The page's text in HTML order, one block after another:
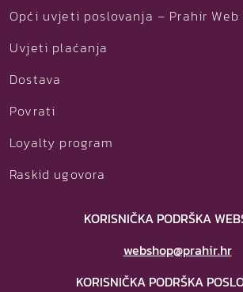
Opći uvjeti poslovanja – Prahir
Uvjeti plaćanja
Dostava
Povrati
Loyalty program
Raskid ugovora
KORISNIČKA PODRŠKA
webshop@prahir.hr
KORISNIČKA PODRŠKA